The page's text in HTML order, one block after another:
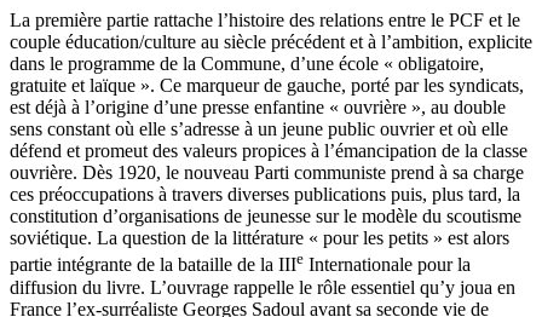
La première partie rattache l’histoire des relations entre le PCF et le
couple éducation/culture au siècle précédent et à l’ambition, explicite
dans le programme de la Commune, d’une école « obligatoire,
gratuite et laïque ». Ce marqueur de gauche, porté par les syndicats,
est déjà à l’origine d’une presse enfantine « ouvrière », au double
sens constant où elle s’adresse à un jeune public ouvrier et où elle
défend et promeut des valeurs propices à l’émancipation de la classe
ouvrière. Dès 1920, le nouveau Parti communiste prend à sa charge
ces préoccupations à travers diverses publications puis, plus tard, la
constitution d’organisations de jeunesse sur le modèle du scoutisme
soviétique. La question de la littérature « pour les petits » est alors
partie intégrante de la bataille de la IIIe Internationale pour la
diffusion du livre. L’ouvrage rappelle le rôle essentiel qu’y joua en
France l’ex-surréaliste Georges Sadoul avant sa seconde vie de